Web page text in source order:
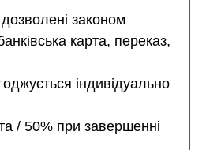
законом
карта, переказ,
індивідуально
/ 50% при завершенні